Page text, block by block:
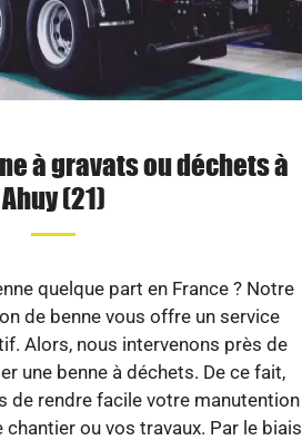
à gravats ou déchets à
Ahuy (21)
quelque part en France ? Notre
de benne vous offre un service
Alors, nous intervenons près de
une benne à déchets. De ce fait,
de rendre facile votre manutention
ou vos travaux. Par le biais